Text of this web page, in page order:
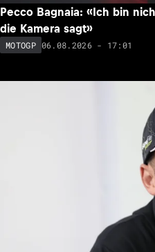
Pecco Bagnaia: «Ich bin
die Kamera sagt»
MOTOGP 06.08.2026 - 17:01